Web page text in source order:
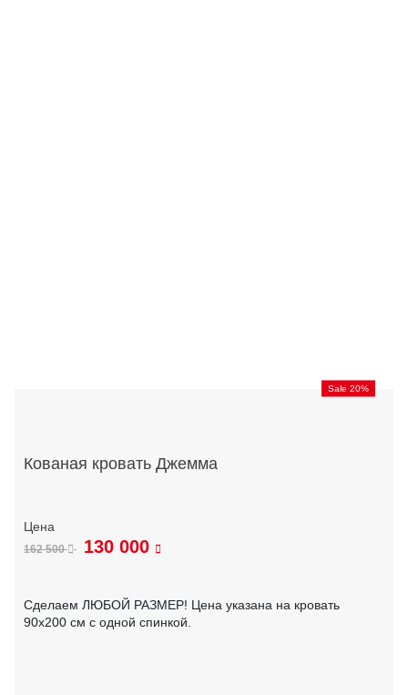
Sale 20%
Кованая кровать Джемма
162 500 130 000
Сделаем ЛЮБОЙ РАЗМЕР! Цена указана на кровать
90х200 см с одной спинкой.